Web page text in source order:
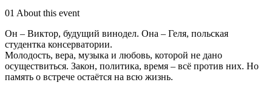
01 About this event
Он – Виктор, будущий винодел. Она – Геля, польская
студентка консерватории.
Молодость, вера, музыка и любовь, которой не дано
осуществиться. Закон, политика, время – всё против них. Но
память о встрече остаётся на всю жизнь.